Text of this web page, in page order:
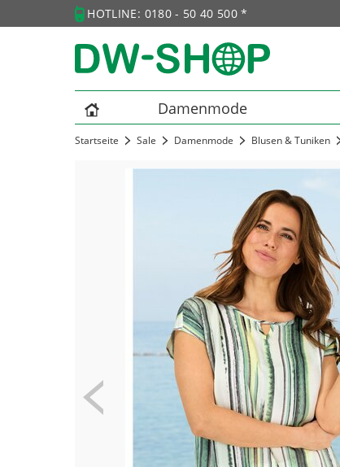
HOTLINE: 0180 - 50 40 500 *
Damenmode
Startseite Sale Damenmode Blusen & Tuniken